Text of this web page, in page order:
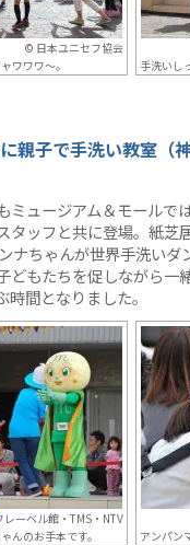
© 日本ユニセフ協会
ワワワ～。
手洗いし
親子で手洗い教室（神
ミュージアム＆モール
タッフと共に登場。紙芝
ナちゃんが世界手洗い
どもたちを促しながら
間となりました。
ーベル館・TMS・NTV
んのお手本です。
アンパン